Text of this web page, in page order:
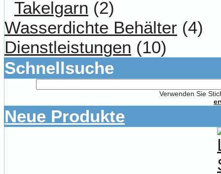
Takelgarn (2)
Wasserdichte Behälter (4)
Dienstleistungen (10)
Schnellsuche
Verwenden Sie
Neue Produkte